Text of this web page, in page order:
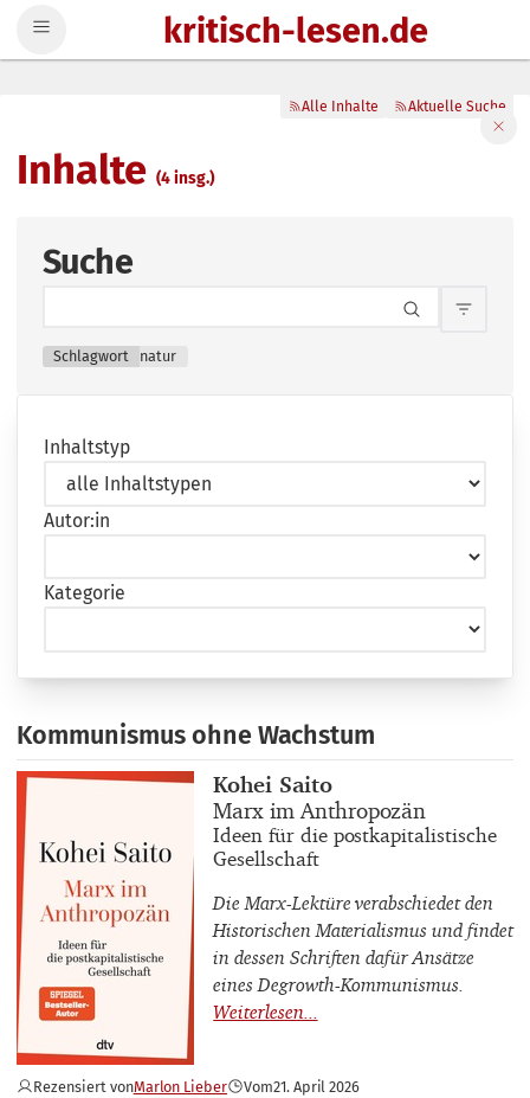
kritisch-lesen.de
Inhalte(4 insg.)
Alle Inhalte Aktuelle Suche
Suche
Schlagwort natur
Inhaltstyp
Autor:in
Kategorie
Kommunismus ohne Wachstum
Buchautor_innen
Kohei Saito
Buchtitel
Marx im Anthropozän
Buchuntertitel
Ideen für die postkapitalistische
Gesellschaft
Die Marx-Lektüre verabschiedet den
Historischen Materialismus und findet
in dessen Schriften dafür Ansätze
eines Degrowth-Kommunismus.
Rezensiert vonMarlon Lieber Vom21. April 2026